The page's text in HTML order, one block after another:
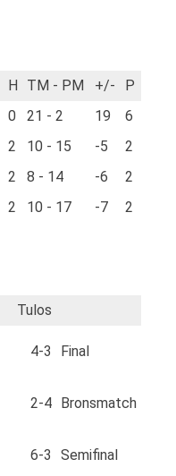
H TM - PM +/-
P
0 21 - 2 19
6
2 10 - 15 -5
2
2 8 - 14 -6
2
2 10 - 17 -7 2
Tulos
4-3 Final
2-4 Bronsmatch
6-3 Semifinal